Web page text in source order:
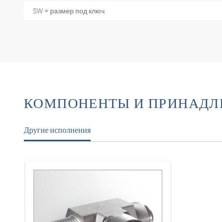
SW = размер под ключ
КОМПОНЕНТЫ И
Другие исполнения